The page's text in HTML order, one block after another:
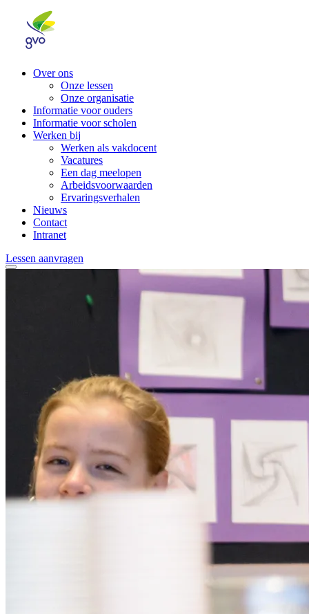
Over ons
Onze lessen
Onze organisatie
Informatie voor ouders
Informatie voor scholen
Werken bij
Werken als vakdocent
Vacatures
Een dag meelopen
Arbeidsvoorwaarden
Ervaringsverhalen
Nieuws
Contact
Intranet
Lessen aanvragen